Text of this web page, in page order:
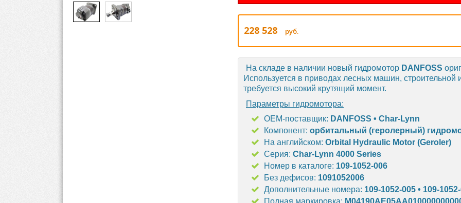
228 528 руб.
На складе в наличии новый гидромотор DANFOSS
Используется в приводах лесных машин, строительной
требуется высокий крутящий момент.
Параметры гидромотора:
OEM-поставщик: DANFOSS • Char-Lynn
Компонент: орбитальный (геролерный)
На английском: Orbital Hydraulic Motor (Geroler)
Серия: Char-Lynn 4000 Series
Номер в каталоге: 109-1052-006
Без дефисов: 1091052006
Дополнительные номера: 109-1052-005 • 109-
Полная маркировка: